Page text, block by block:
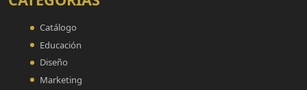
Catálogo
Educación
Diseño
Marketing